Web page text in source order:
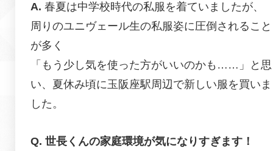
春夏は中学校時代の私服を着ていましたが、
周りのユニヴェール生の私服姿に圧倒されること
が多く
「もう少し気を使った方がいいのかも……」と思
い、夏休み頃に玉阪座駅周辺で新しい服を買いま
した。
世長くんの家庭環境が気になりすぎます！